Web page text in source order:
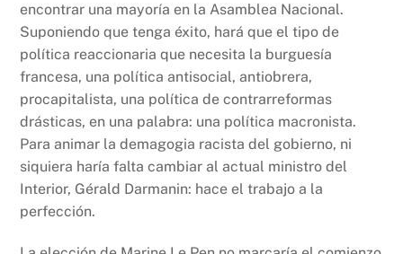
encontrar una mayoría en la Asamblea Nacional.
Suponiendo que tenga éxito, hará que el tipo de
política reaccionaria que necesita la burguesía
francesa, una política antisocial, antiobrera,
procapitalista, una política de contrarreformas
drásticas, en una palabra: una política macronista.
Para animar la demagogia racista del gobierno, ni
siquiera haría falta cambiar al actual ministro del
Interior, Gérald Darmanin: hace el trabajo a la
perfección.